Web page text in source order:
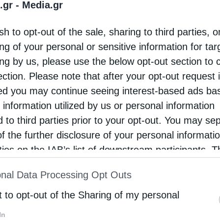
- Media.gr
to opt-out of the sale, sharing to third parties,
of your personal or sensitive information for
by us, please use the below opt-out section to
Please note that after your opt-out request
you may continue seeing interest-based ads
information utilized by us or personal information
to third parties prior to your opt-out. You may
the further disclosure of your personal
on the IAB’s list of downstream participants.
of Downstream Participantsthat may further
parties.
Data Processing Opt Outs
to opt-out of the Sharing of my personal
συμμοριών σε ακατοίκητα σπίτια σε
χωριά, χωρίς όπως επισημαίνουν τοπικοί
οι αρχές να δείχνουν ζήλο προς …